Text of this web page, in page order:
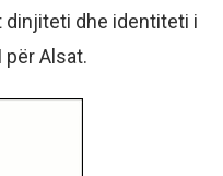
dhe identiteti i
për Alsat.